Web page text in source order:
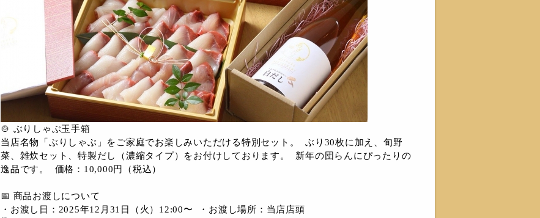
🍲 ぶりしゃぶ玉手箱
当店名物「ぶりしゃぶ」をご家庭でお楽しみいただける特別セット。 ぶり30枚に加え、旬野
菜、雑炊セット、特製だし（濃縮タイプ）をお付けしております。 新年の団らんにぴったりの
逸品です。 価格：10,000円（税込）
📅 商品お渡しについて
・お渡し日：2025年12月31日（火）12:00〜 ・お渡し場所：当店店頭